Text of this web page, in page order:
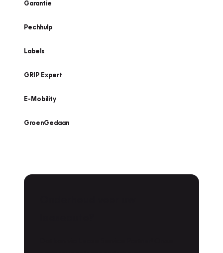
Garantie
Pechhulp
Labels
GRIP Expert
E-Mobility
GroenGedaan